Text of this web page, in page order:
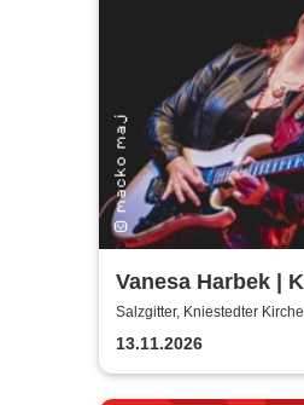
Vanesa Harbek | Kniestedter
Kirche
Salzgitter, Kniestedter Kirche
13.11.2026